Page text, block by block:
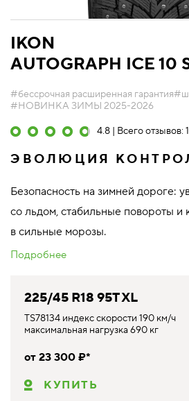
IKON
AUTOGRAPH ICE 10
#бессрочная расширенная гарантия
#НОВИНКА ЗИМЫ 2025-2026
4.8 | Всего отзывов:
ЭВОЛЮЦИЯ
Безопасность на зимней дороге:
со льдом, стабильные повороты и
в сильные морозы.
Подробнее
225/45 R18 95T XL
TS78134 индекс скорости 190 км/ч
максимальная нагрузка 690 кг
от 23 300 ₽*
КУПИТЬ